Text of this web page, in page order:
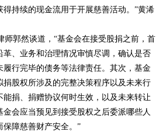
持续的现金流用于开展慈善活动。”黄浠
郭然谈道，“基金会在接受股捐之前，首
、业务和治理情况审慎尽调，确认是否
行完毕的债务等法律责任。其次，基金
股权所涉及的完整决策程序以及未来行
捐、捐赠协议何时生效，以及未来转让
会应当预见到接受股权之后委派哪些人
保障慈善财产安全。”